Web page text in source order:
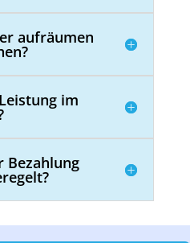
aufräumen
im
Bezahlung